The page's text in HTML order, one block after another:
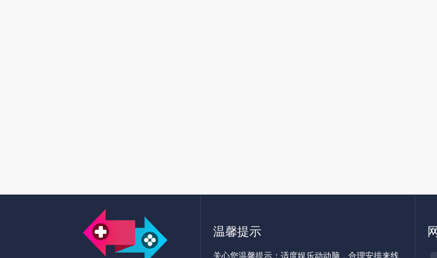
温馨提示
关心您温馨提示：适度娱乐动动脑，合理安排来线